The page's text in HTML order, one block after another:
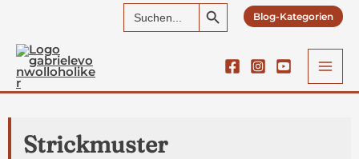
springen
Search
for:
Search Button
Blog-Kategorien
Strickmuster